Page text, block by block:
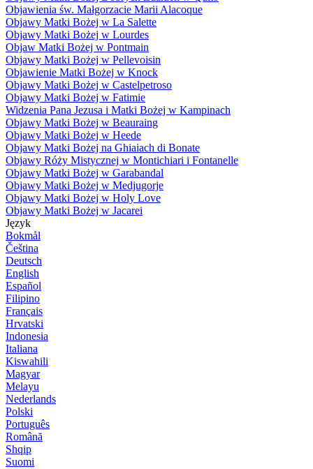
Objawienia św. Małgorzacie Marii Alacoque
Objawy Matki Bożej w La Salette
Objawy Matki Bożej w Lourdes
Objaw Matki Bożej w Pontmain
Objawy Matki Bożej w Pellevoisin
Objawienie Matki Bożej w Knock
Objawy Matki Bożej w Castelpetroso
Objawy Matki Bożej w Fatimie
Widzenia Pana Jezusa i Matki Bożej w Kampinach
Objawy Matki Bożej w Beauraing
Objawy Matki Bożej w Heede
Objawy Matki Bożej na Ghiaiach di Bonate
Objawy Róży Mistycznej w Montichiari i Fontanelle
Objawy Matki Bożej w Garabandal
Objawy Matki Bożej w Medjugorje
Objawy Matki Bożej w Holy Love
Objawy Matki Bożej w Jacarei
Język
Bokmål
Čeština
Deutsch
English
Español
Filipino
Français
Hrvatski
Indonesia
Italiana
Kiswahili
Magyar
Melayu
Nederlands
Polski
Português
Română
Shqip
Suomi